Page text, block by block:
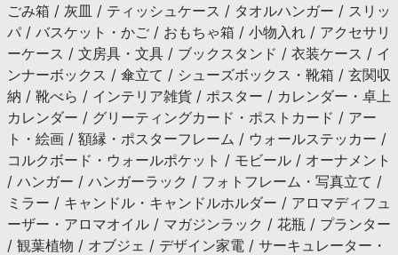
ごみ箱 / 灰皿 / ティッシュケース / タオルハンガー / スリッ
パ / バスケット・かご / おもちゃ箱 / 小物入れ / アクセサリ
ーケース / 文房具・文具 / ブックスタンド / 衣装ケース / イ
ンナーボックス / 傘立て / シューズボックス・靴箱 / 玄関収
納 / 靴べら / インテリア雑貨 / ポスター / カレンダー・卓上
カレンダー / グリーティングカード・ポストカード / アー
ト・絵画 / 額縁・ポスターフレーム / ウォールステッカー /
コルクボード・ウォールポケット / モビール / オーナメント
/ ハンガー / ハンガーラック / フォトフレーム・写真立て /
ミラー / キャンドル・キャンドルホルダー / アロマディフュ
ーザー・アロマオイル / マガジンラック / 花瓶 / プランター
/ 観葉植物 / オブジェ / デザイン家電 / サーキュレーター・